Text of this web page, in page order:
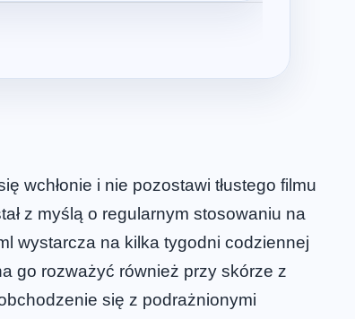
wchłonie i nie pozostawi tłustego filmu
z myślą o regularnym stosowaniu na
wystarcza na kilka tygodni codziennej
go rozważyć również przy skórze z
się z podrażnionymi